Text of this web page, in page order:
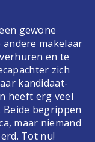
gewone
makelaar
en te
zich
kandidaat-
heeft erg veel
begrippen
maar niemand
Tot nu!